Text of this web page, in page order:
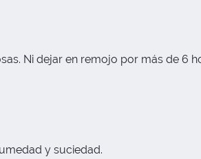
Ni dejar en remojo por más de 6
y suciedad.